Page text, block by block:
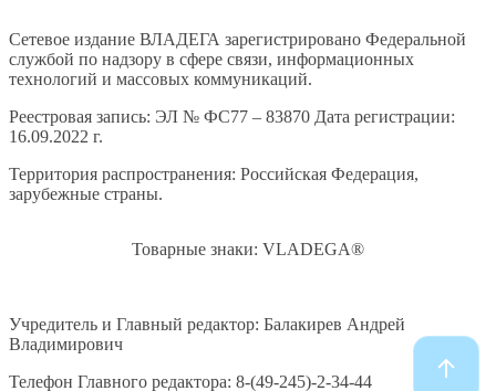
Сетевое издание ВЛАДЕГА зарегистрировано Федеральной
службой по надзору в сфере связи, информационных
технологий и массовых коммуникаций.
Реестровая запись: ЭЛ № ФС77 – 83870 Дата регистрации:
16.09.2022 г.
Территория распространения: Российская Федерация,
зарубежные страны.
Товарные знаки: VLADEGA®
Учредитель и Главный редактор: Балакирев Андрей
Владимирович
Телефон Главного редактора: 8-(49-245)-2-34-44